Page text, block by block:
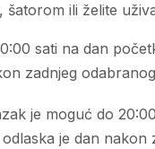
šatorom ili želite
sati na dan
zadnjeg
je moguć do
je dan nakon